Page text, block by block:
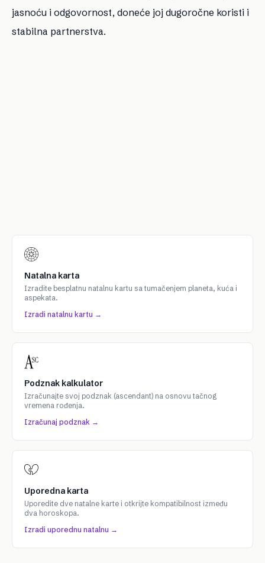
jasnoću i odgovornost, doneće joj dugoročne koristi i
stabilna partnerstva.
Natalna karta
Izradite besplatnu natalnu kartu sa tumačenjem planeta, kuća i
aspekata.
Izradi natalnu kartu →
Podznak kalkulator
Izračunajte svoj podznak (ascendant) na osnovu tačnog
vremena rođenja.
Izračunaj podznak →
Uporedna karta
Uporedite dve natalne karte i otkrijte kompatibilnost između
dva horoskopa.
Izradi uporednu natalnu →